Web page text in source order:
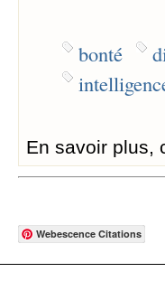
bonté
En savoir plus,
Webescence Citations